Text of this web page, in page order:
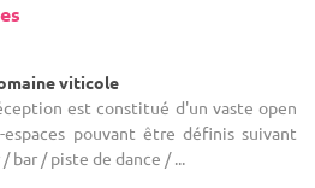
viticole
est constitué d'un vaste open
espaces pouvant être définis suivant
bar / piste de dance / ...